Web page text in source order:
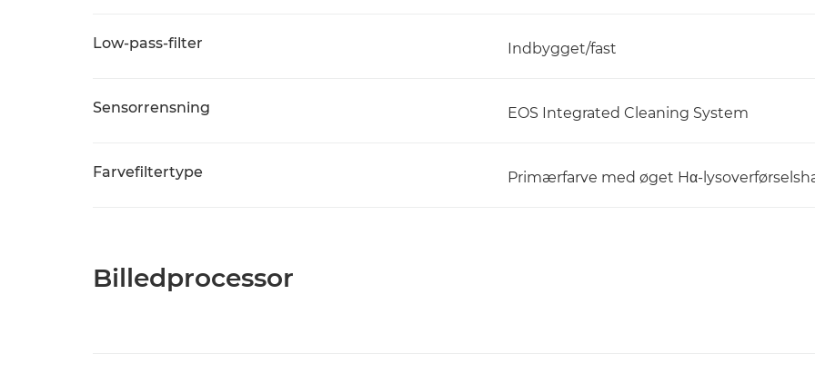
Low-pass-filter Indbygget/fast
Sensorrensning EOS Integrated Cleaning System
Farvefiltertype Primærfarve med øget Hα-
Billedprocessor